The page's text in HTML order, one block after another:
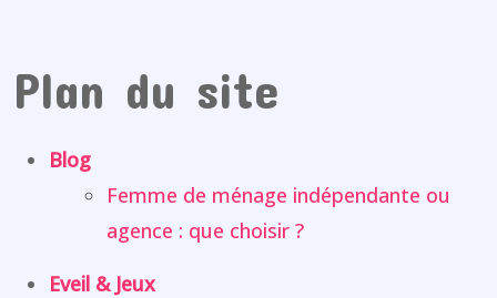
Plan du site
Blog
Femme de ménage indépendante ou
agence : que choisir ?
Eveil & Jeux